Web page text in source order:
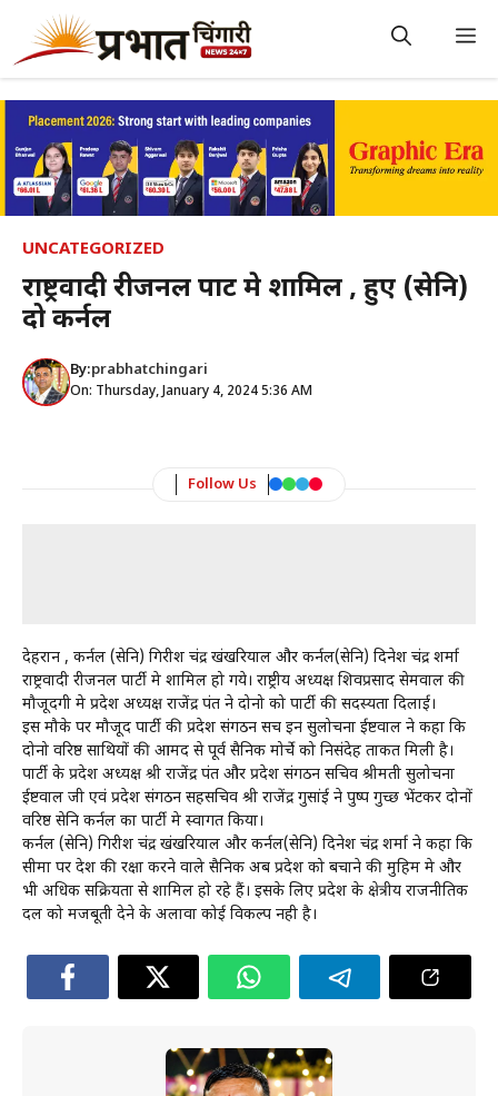
content
UNCATEGORIZED
राष्ट्रवादी रीजनल पार्टी मे शामिल , हुए (सेनि)
दो कर्नल
By:prabhatchingari
On: Thursday, January 4, 2024 5:36 AM
Follow Us
देहरादून , कर्नल (सेनि) गिरीश चंद्र खंखरियाल और कर्नल(सेनि) दिनेश चंद्र शर्मा
राष्ट्रवादी रीजनल पार्टी मे शामिल हो गये। राष्ट्रीय अध्यक्ष शिवप्रसाद सेमवाल की
मौजूदगी मे प्रदेश अध्यक्ष राजेंद्र पंत ने दोनो को पार्टी की सदस्यता दिलाई।
इस मौके पर मौजूद पार्टी की प्रदेश संगठन सच इन सुलोचना ईष्टवाल ने कहा कि
दोनो वरिष्ठ साथियों की आमद से पूर्व सैनिक मोर्चे को निसंदेह ताकत मिली है।
पार्टी के प्रदेश अध्यक्ष श्री राजेंद्र पंत और प्रदेश संगठन सचिव श्रीमती सुलोचना
ईष्टवाल जी एवं प्रदेश संगठन सहसचिव श्री राजेंद्र गुसांई ने पुष्प गुच्छ भेंटकर दोनों
वरिष्ठ सेनि कर्नल का पार्टी मे स्वागत किया।
कर्नल (सेनि) गिरीश चंद्र खंखरियाल और कर्नल(सेनि) दिनेश चंद्र शर्मा ने कहा कि
सीमा पर देश की रक्षा करने वाले सैनिक अब प्रदेश को बचाने की मुहिम मे और
भी अधिक सक्रियता से शामिल हो रहे हैं। इसके लिए प्रदेश के क्षेत्रीय राजनीतिक
दल को मजबूती देने के अलावा कोई विकल्प नही है।